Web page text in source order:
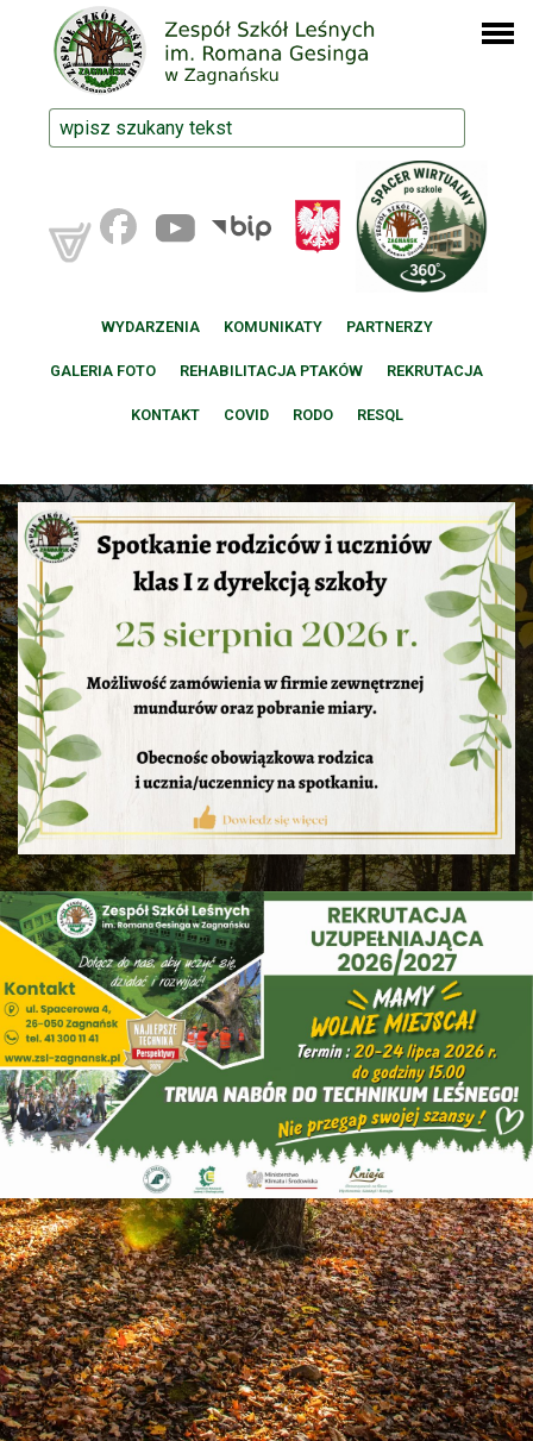
WYDARZENIA KOMUNIKATY PARTNERZY
GALERIA FOTO REHABILITACJA PTAKÓW REKRUTACJA
KONTAKT COVID RODO RESQL